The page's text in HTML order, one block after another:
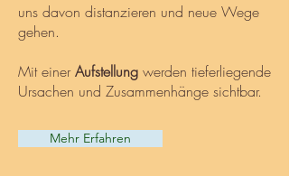
uns davon distanzieren und neue Wege
gehen.
Mit einerAufstellung werden tieferliegende
Ursachen und Zusammenhänge sichtbar.
Mehr Erfahren